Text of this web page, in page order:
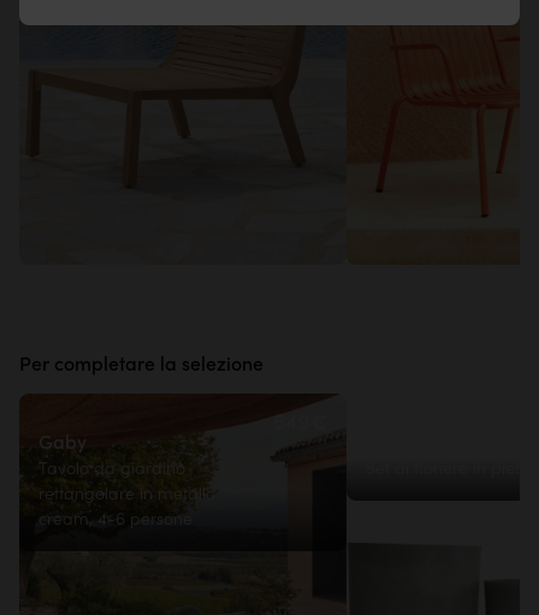
Per completare la selezione
Gaby
Tavolo da giardino
rettangolare in metallo
cream, 4-6 persone
549€